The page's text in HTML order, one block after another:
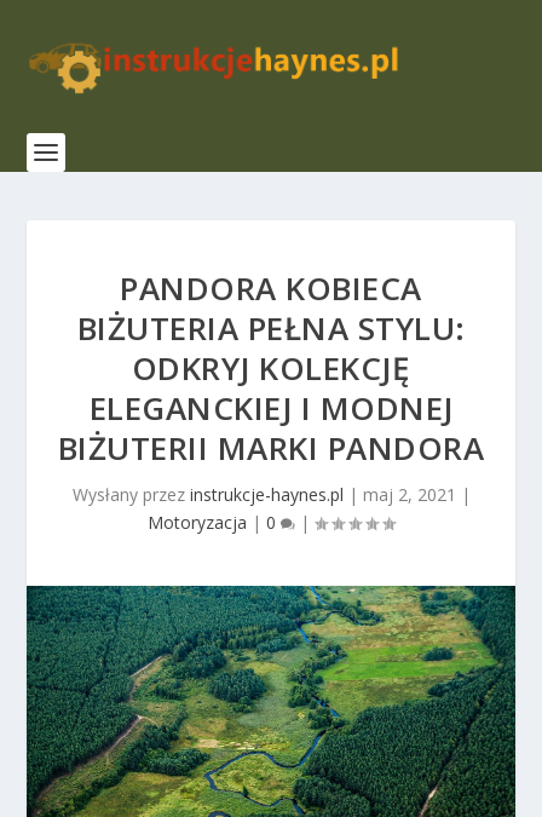
PANDORA KOBIECA
BIŻUTERIA PEŁNA STYLU:
ODKRYJ KOLEKCJĘ
ELEGANCKIEJ I MODNEJ
BIŻUTERII MARKI PANDORA
Wysłany przez instrukcje-haynes.pl | maj 2, 2021 |
Motoryzacja | 0 |